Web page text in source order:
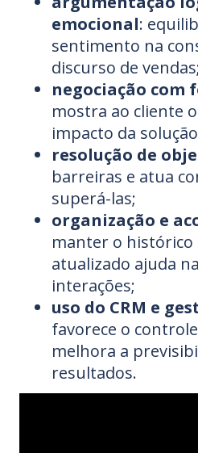
emocional:
sentimento na
discurso de
negociação com
mostra ao cliente
impacto da
resolução de
barreiras e atua
superá-las;
organização e
manter o histórico
atualizado ajuda
interações;
uso do CRM e
favorece o
melhora a
resultados.